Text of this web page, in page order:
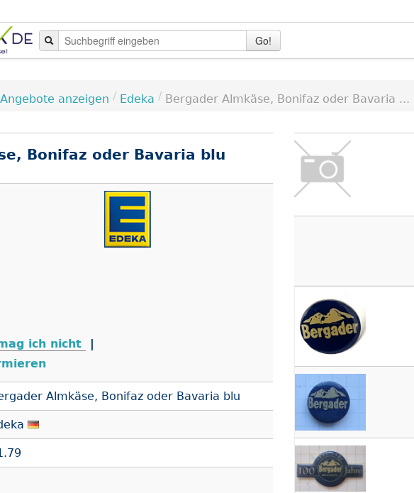
Go!
anzeigen / Edeka / Bergader Almkäse, Bonifaz oder Bavaria ...
Bonifaz oder Bavaria blu
ich nicht
|
Almkäse, Bonifaz oder Bavaria blu